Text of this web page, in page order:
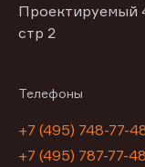
Проектируемый
стр 2
Телефоны
+7 (495) 748-77-
+7 (495) 787-77-48